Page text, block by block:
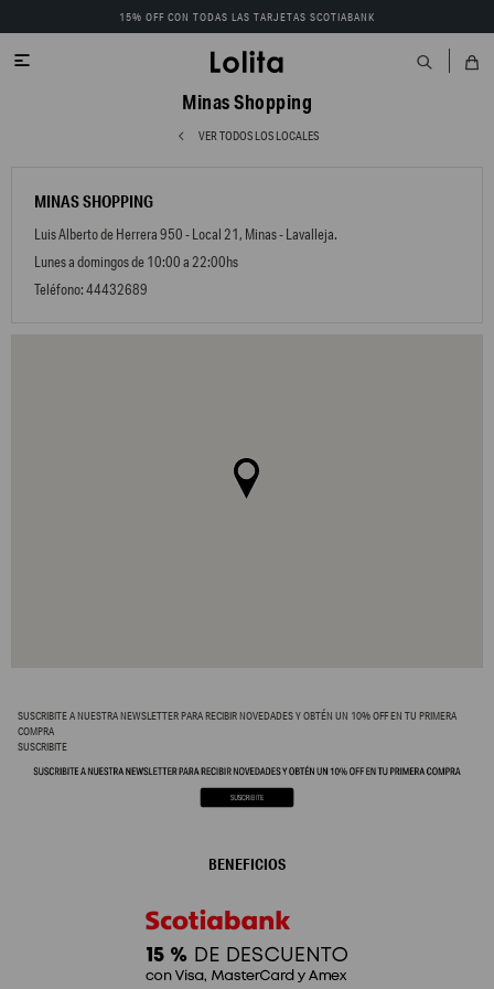
15% OFF CON TODAS LAS TARJETAS SCOTIABANK

Minas Shopping
VER TODOS LOS LOCALES
MINAS SHOPPING
Luis Alberto de Herrera 950 - Local 21, Minas - Lavalleja.
Lunes a domingos de 10:00 a 22:00hs
Teléfono: 44432689
SUSCRIBITE A NUESTRA NEWSLETTER PARA RECIBIR NOVEDADES Y OBTÉN UN 10% OFF EN TU PRIMERA
COMPRA
SUSCRIBITE
BENEFICIOS